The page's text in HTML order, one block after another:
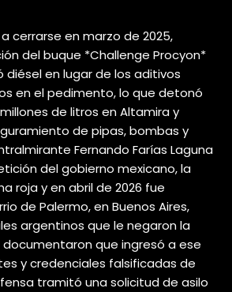
cerrarse en marzo de 2025,
del buque *Challenge Procyon*
diésel en lugar de los aditivos
en el pedimento, lo que detonó
de litros en Altamira y
de pipas, bombas y
Fernando Farías Laguna
del gobierno mexicano, la
roja y en abril de 2026 fue
de Palermo, en Buenos Aires,
argentinos que le negaron la
que ingresó a ese
y credenciales falsificadas de
tramitó una solicitud de asilo